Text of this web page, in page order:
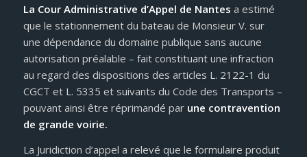
La Cour Administrative d’Appel de Nantes a estimé
que le stationnement du bateau de Monsieur V. sur
une dépendance du domaine publique sans aucune
autorisation préalable – fait constituant une infraction
au regard des dispositions des articles L. 2122-1 du
CGCT et L. 5335 et suivants du Code des Transports –
pouvant ainsi être réprimandé par une contravention
de grande voirie.
La Juridiction d’appel a relevé que le formulaire produit